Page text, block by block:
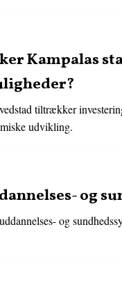
Kampalas
tiltrækker
udvikling.
og
og